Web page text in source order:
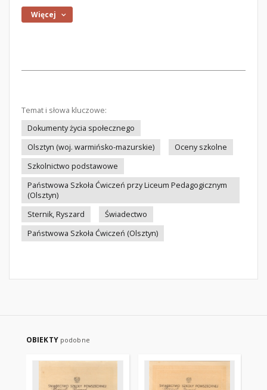
Więcej
Temat i słowa kluczowe:
Dokumenty życia społecznego
Olsztyn (woj. warmińsko-mazurskie)
Oceny szkolne
Szkolnictwo podstawowe
Państwowa Szkoła Ćwiczeń przy Liceum Pedagogicznym
(Olsztyn)
Sternik, Ryszard
Świadectwo
Państwowa Szkoła Ćwiczeń (Olsztyn)
OBIEKTY podobne